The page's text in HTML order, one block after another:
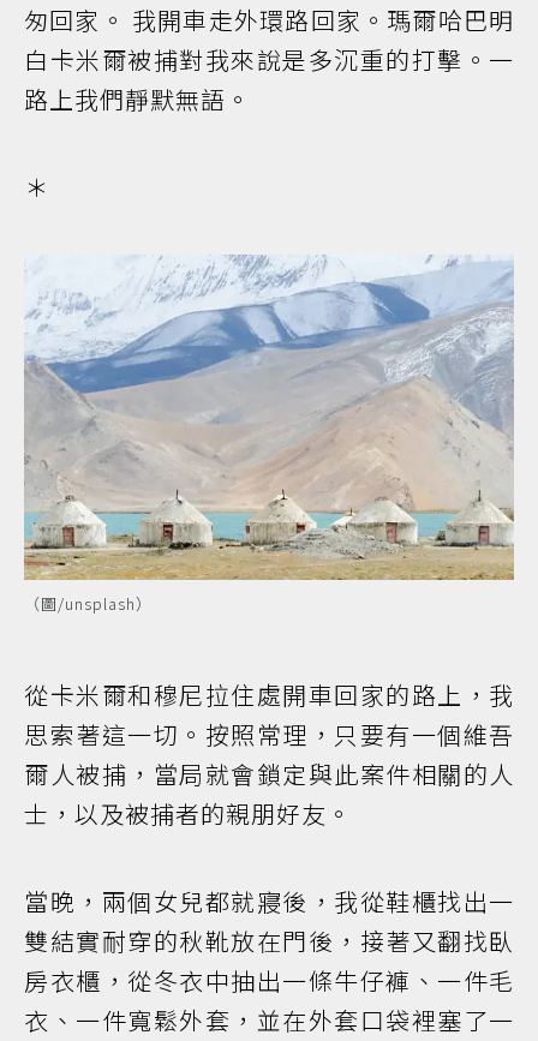
匆回家。 我開車走外環路回家。瑪爾哈巴明
白卡米爾被捕對我來說是多沉重的打擊。一
路上我們靜默無語。
＊
（圖/unsplash）
從卡米爾和穆尼拉住處開車回家的路上，我
思索著這一切。按照常理，只要有一個維吾
爾人被捕，當局就會鎖定與此案件相關的人
士，以及被捕者的親朋好友。
當晚，兩個女兒都就寢後，我從鞋櫃找出一
雙結實耐穿的秋靴放在門後，接著又翻找臥
房衣櫃，從冬衣中抽出一條牛仔褲、一件毛
衣、一件寬鬆外套，並在外套口袋裡塞了一